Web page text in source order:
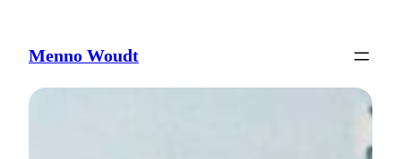
Menno Woudt